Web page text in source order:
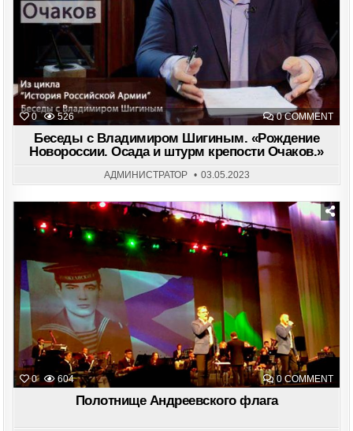
0 526 0 COMMENTON
Беседы с Владимиром Шигиным. «Рождение
Новороссии. Осада и штурм крепости Очаков.»
АДМИНИСТРАТОР 03.05.2023
0 604 0 COMMENTON
Posted
Полотнище Андреевского флага